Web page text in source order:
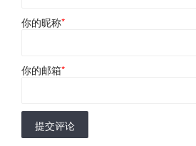
你的昵称*
你的邮箱*
提交评论